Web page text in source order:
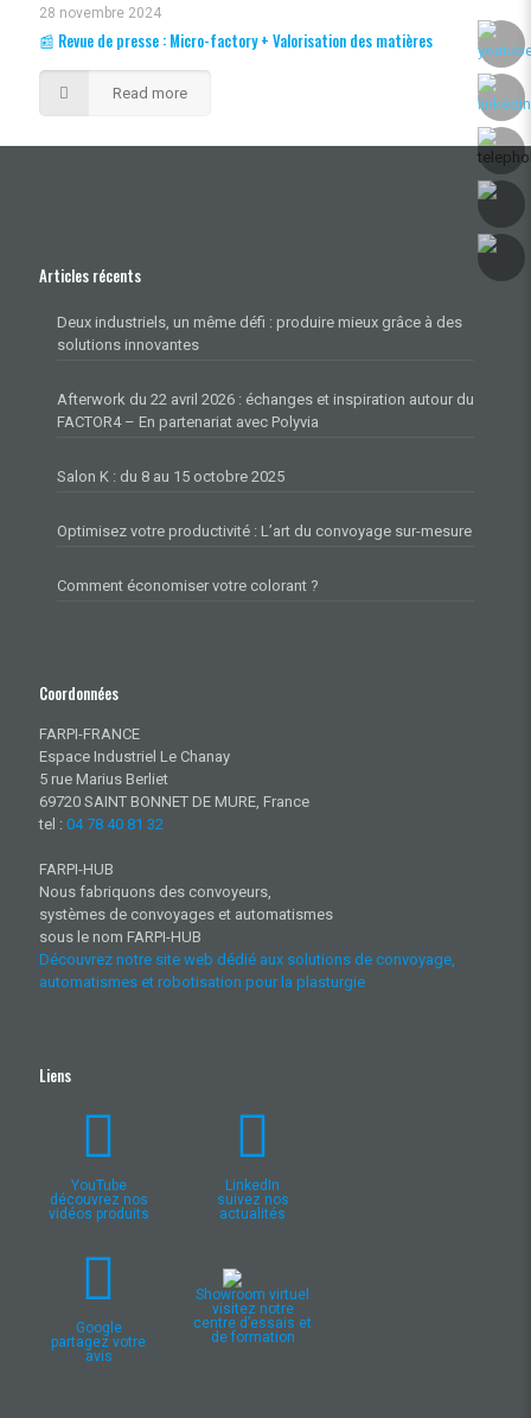
28 novembre 2024
📰 Revue de presse : Micro-factory + Valorisation des matières
Read more
Articles récents
Deux industriels, un même défi : produire mieux grâce à des
solutions innovantes
Afterwork du 22 avril 2026 : échanges et inspiration autour du
FACTOR4 – En partenariat avec Polyvia
Salon K : du 8 au 15 octobre 2025
Optimisez votre productivité : L’art du convoyage sur-mesure
Comment économiser votre colorant ?
Coordonnées
FARPI-FRANCE
Espace Industriel Le Chanay
5 rue Marius Berliet
69720 SAINT BONNET DE MURE, France
tel : 04 78 40 81 32
FARPI-HUB
Nous fabriquons des convoyeurs,
systèmes de convoyages et automatismes
sous le nom FARPI-HUB
Découvrez notre site web dédié aux solutions de convoyage,
automatismes et robotisation pour la plasturgie
Liens
YouTube
découvrez nos
vidéos produits
LinkedIn
suivez nos
actualités
Google
partagez votre
avis
Showroom virtuel
visitez notre
centre d’essais et
de formation